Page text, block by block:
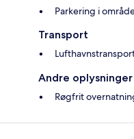
Parkering i
Transport
Andre oplysninger
Røgfrit